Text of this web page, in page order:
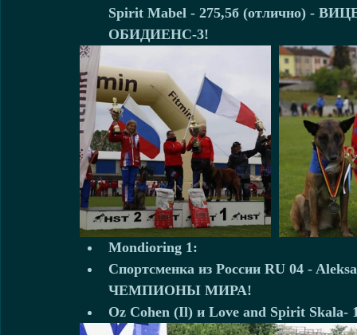
Spirit Mabel - 275,5б (отлично) -
ОБИДИЕНС-3!
Mondioring 1:
Спортсменка из России RU 04 -
ЧЕМПИОНЫ МИРА!
Oz Cohen (Il) и Love and Spirit